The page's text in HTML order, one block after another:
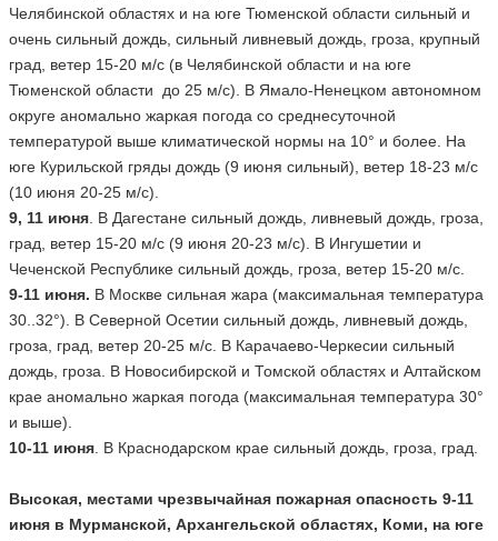
Челябинской областях и на юге Тюменской области сильный и
очень сильный дождь, сильный ливневый дождь, гроза, крупный
град, ветер 15-20 м/с (в Челябинской области и на юге
Тюменской области до 25 м/с). В Ямало-Ненецком автономном
округе аномально жаркая погода со среднесуточной
температурой выше климатической нормы на 10° и более. На
юге Курильской гряды дождь (9 июня сильный), ветер 18-23 м/с
(10 июня 20-25 м/с).
9, 11 июня. В Дагестане сильный дождь, ливневый дождь, гроза,
град, ветер 15-20 м/с (9 июня 20-23 м/с). В Ингушетии и
Чеченской Республике сильный дождь, гроза, ветер 15-20 м/с.
9-11 июня. В Москве сильная жара (максимальная температура
30..32°). В Северной Осетии сильный дождь, ливневый дождь,
гроза, град, ветер 20-25 м/с. В Карачаево-Черкесии сильный
дождь, гроза. В Новосибирской и Томской областях и Алтайском
крае аномально жаркая погода (максимальная температура 30°
и выше).
10-11 июня. В Краснодарском крае сильный дождь, гроза, град.
Высокая, местами чрезвычайная пожарная опасность 9-11
июня в Мурманской, Архангельской областях, Коми, на юге